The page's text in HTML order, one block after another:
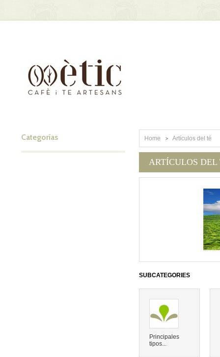
Categorías Home > Artículos del té
ARTÍCULOS DEL
SUBCATEGORIES
Principales
tipos...